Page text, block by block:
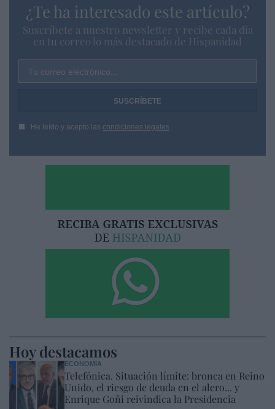
¿Te ha interesado este artículo?
Suscríbete a nuestro newsletter y recibe cada dia
en tu correo lo más destacado de Hispanidad
Tu correo electrónico...
He leído y acepto las condiciones legales
Hoy destacamos
ECONOMÍA
Telefónica. Situación límite: bronca en Reino
Unido, el riesgo de deuda en el alero... y
Enrique Goñi reivindica la Presidencia